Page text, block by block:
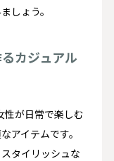
しょう。
カジュアル
性が日常で楽しむ
アイテムです。
タイリッシュな